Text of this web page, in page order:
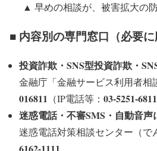
▲ 早めの相談が、被害拡大の
■ 内容別の専門窓口（必要に
投資詐欺・SNS型投資詐欺・
金融庁「金融サービス利用者相
016811 （IP電話等： 03-5251-6811
迷惑電話・不審SMS・自動音声
迷惑電話対策相談センター（で
6162-1111